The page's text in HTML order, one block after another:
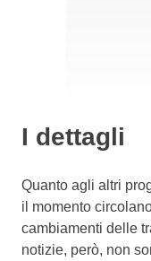
I dettagli
Quanto agli altri
il momento
cambiamenti delle
notizie, però, non